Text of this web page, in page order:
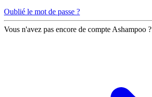
Oublié le mot de passe ?
Vous n'avez pas encore de compte Ashampoo ?